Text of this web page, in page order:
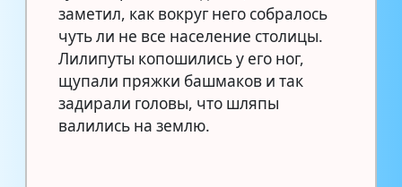
заметил, как вокруг него собралось
чуть ли не все население столицы.
Лилипуты копошились у его ног,
щупали пряжки башмаков и так
задирали головы, что шляпы
валились на землю.